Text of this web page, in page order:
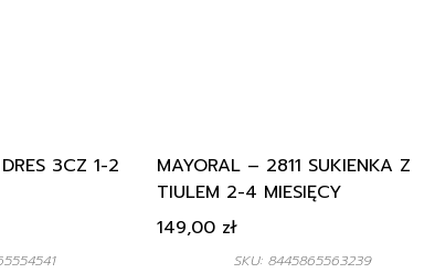
3CZ 1-2
MAYORAL – 2811 SUKIENKA Z
TIULEM 2-4 MIESIĘCY
SKU: 8445865563239
149,00 zł